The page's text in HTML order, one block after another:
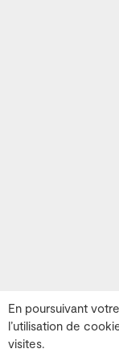
En poursuivant
l’utilisation de
visites.